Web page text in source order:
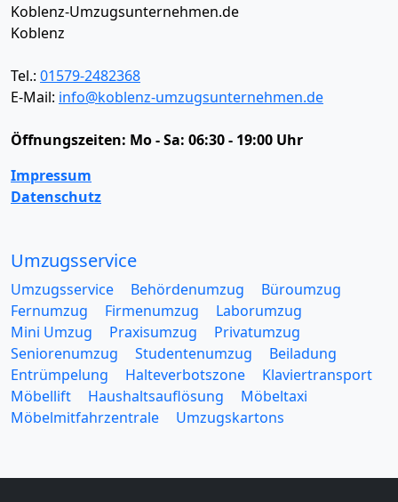
Koblenz-Umzugsunternehmen.de
Koblenz
Tel.: 01579-2482368
E-Mail: info@koblenz-umzugsunternehmen.de
Öffnungszeiten: Mo - Sa: 06:30 - 19:00 Uhr
Impressum
Datenschutz
Umzugsservice
Umzugsservice Behördenumzug
Büroumzug
Fernumzug
Firmenumzug
Laborumzug
Mini Umzug
Praxisumzug
Privatumzug
Seniorenumzug
Studentenumzug
Beiladung
Entrümpelung
Halteverbotszone
Klaviertransport
Möbellift
Haushaltsauflösung
Möbeltaxi
Möbelmitfahrzentrale
Umzugskartons